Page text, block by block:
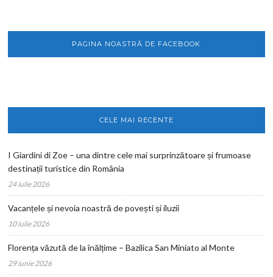
PAGINA NOASTRĂ DE FACEBOOK
CELE MAI RECENTE
I Giardini di Zoe – una dintre cele mai surprinzătoare și frumoase
destinații turistice din România
24 iulie 2026
Vacanțele și nevoia noastră de povești și iluzii
10 iulie 2026
Florența văzută de la înălțime – Bazilica San Miniato al Monte
29 iunie 2026